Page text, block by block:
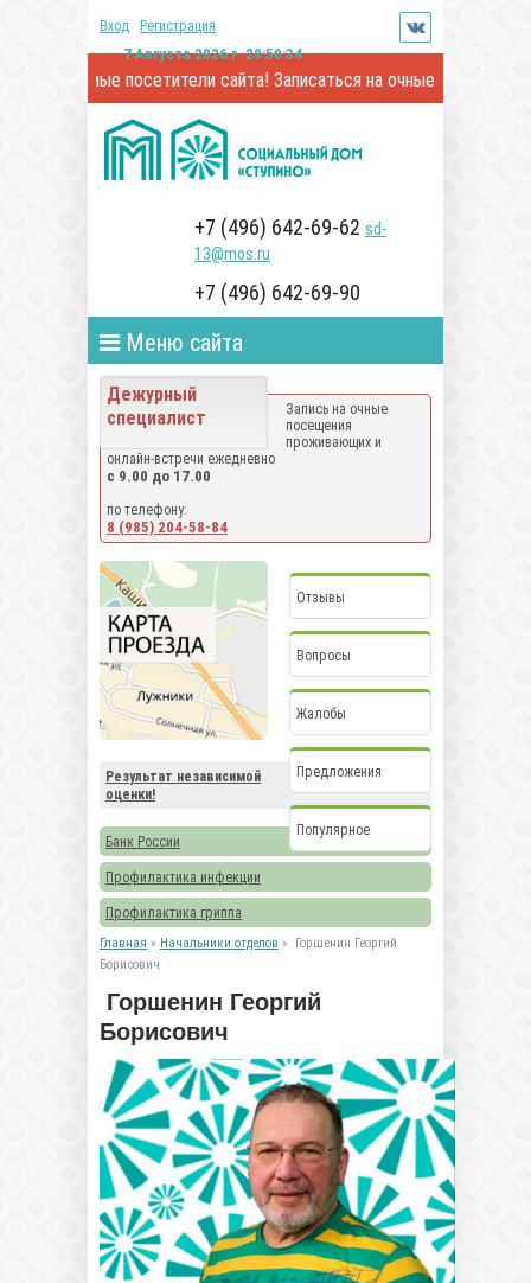
Вход Регистрация
7 Августа 2026 г. 20:50:35
посетители сайта! Записаться на очные посещения и
+7 (496) 642-69-62 sd-
13@mos.ru
+7 (496) 642-69-90
Меню сайта
Дежурный
специалист
Запись на очные
посещения
проживающих и
онлайн-встречи ежедневно
с 9.00 до 17.00
по телефону:
8 (985) 204-58-84
Отзывы
Вопросы
Жалобы
Предложения
Популярное
Результат независимой
оценки!
Банк России
Профилактика инфекции
Профилактика гриппа
Главная » Начальники отделов » Горшенин Георгий
Борисович
Горшенин Георгий
Борисович